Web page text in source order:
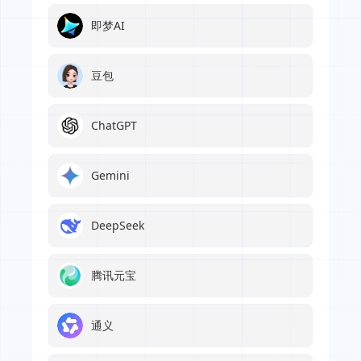
即梦AI
豆包
ChatGPT
Gemini
DeepSeek
腾讯元宝
通义